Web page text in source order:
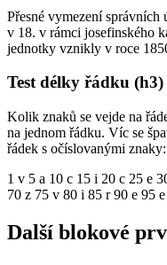
Přesné vymezení
v 18. v rámci josefinského
jednotky vznikly v roce
Test délky řádku (h3)
Kolik znaků se vejde na
na jednom řádku. Víc se
řádek s očíslovanými znaky:
1 v 5 a 10 c 15 i 20 c 25 e
70 z 75 v 80 i 85 r 90 e 95
Další blokové